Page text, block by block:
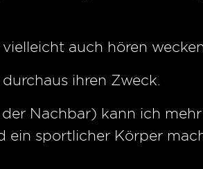
auch hören
ihren Zweck.
Nachbar) kann ich
ein sportlicher Körper